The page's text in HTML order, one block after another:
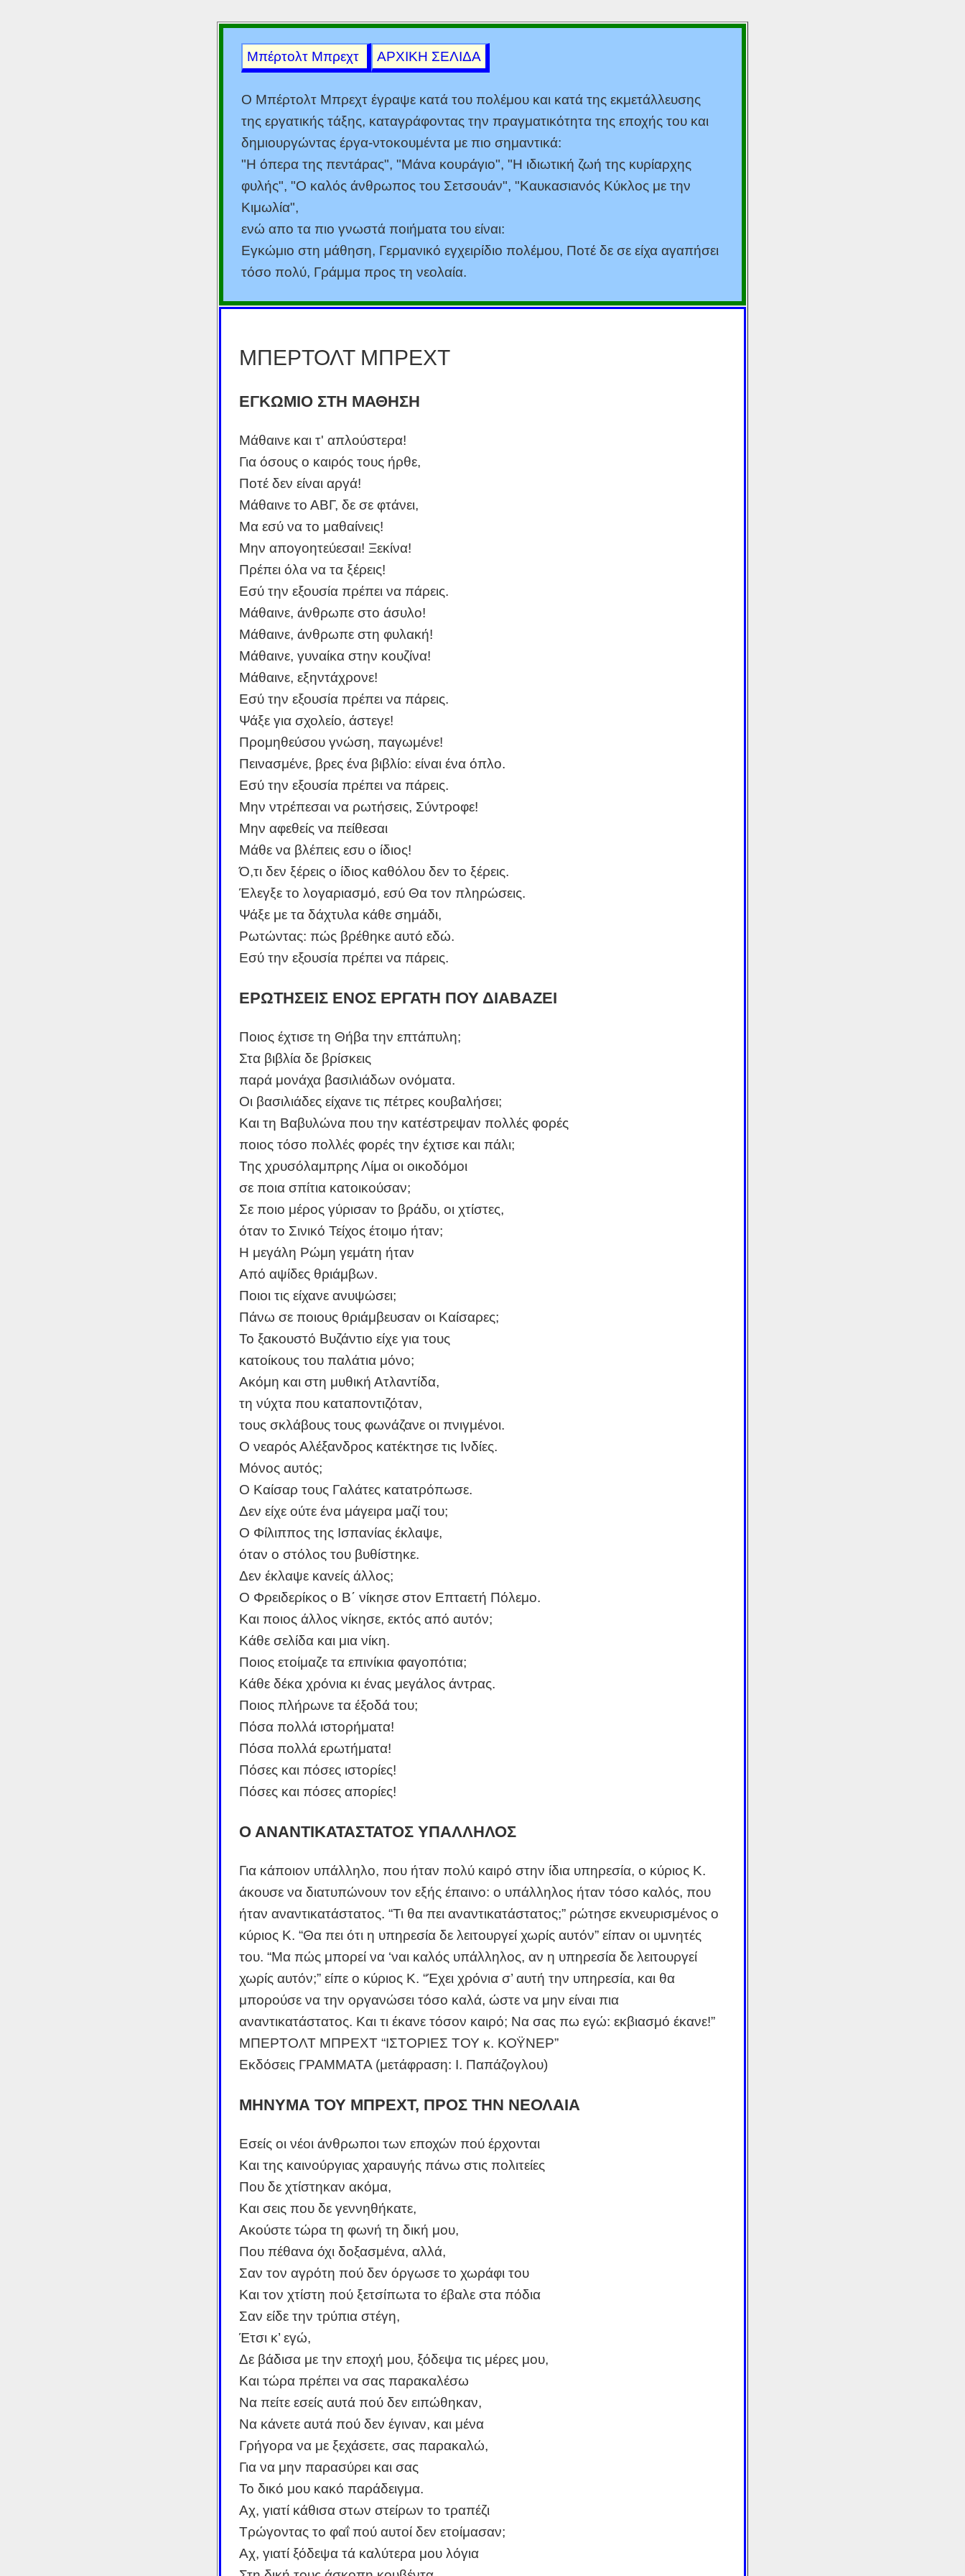
Μπέρτολτ Μπρεχτ ΑΡΧΙΚΗ ΣΕΛΙΔΑ
Ο Μπέρτολτ Μπρεχτ έγραψε κατά του πολέμου και κατά της εκμετάλλευσης
της εργατικής τάξης, καταγράφοντας την πραγματικότητα της εποχής του και
δημιουργώντας έργα-ντοκουμέντα με πιο σημαντικά:
"Η όπερα της πεντάρας", "Μάνα κουράγιο", "Η ιδιωτική ζωή της κυρίαρχης
φυλής", "Ο καλός άνθρωπος του Σετσουάν", "Καυκασιανός Κύκλος με την
Κιμωλία",
ενώ απο τα πιο γνωστά ποιήματα του είναι:
Εγκώμιο στη μάθηση, Γερμανικό εγχειρίδιο πολέμου, Ποτέ δε σε είχα αγαπήσει
τόσο πολύ, Γράμμα προς τη νεολαία.
ΜΠΕΡΤΟΛΤ ΜΠΡΕΧΤ
ΕΓΚΩΜΙΟ ΣΤΗ ΜΑΘΗΣΗ
Μάθαινε και τ' απλούστερα!
Για όσους ο καιρός τους ήρθε,
Ποτέ δεν είναι αργά!
Μάθαινε το ΑΒΓ, δε σε φτάνει,
Μα εσύ να το μαθαίνεις!
Μην απογοητεύεσαι! Ξεκίνα!
Πρέπει όλα να τα ξέρεις!
Εσύ την εξουσία πρέπει να πάρεις.
Μάθαινε, άνθρωπε στο άσυλο!
Μάθαινε, άνθρωπε στη φυλακή!
Μάθαινε, γυναίκα στην κουζίνα!
Μάθαινε, εξηντάχρονε!
Εσύ την εξουσία πρέπει να πάρεις.
Ψάξε για σχολείο, άστεγε!
Προμηθεύσου γνώση, παγωμένε!
Πεινασμένε, βρες ένα βιβλίο: είναι ένα όπλο.
Εσύ την εξουσία πρέπει να πάρεις.
Μην ντρέπεσαι να ρωτήσεις, Σύντροφε!
Μην αφεθείς να πείθεσαι
Μάθε να βλέπεις εσυ ο ίδιος!
Ό,τι δεν ξέρεις ο ίδιος καθόλου δεν το ξέρεις.
Έλεγξε το λογαριασμό, εσύ Θα τον πληρώσεις.
Ψάξε με τα δάχτυλα κάθε σημάδι,
Ρωτώντας: πώς βρέθηκε αυτό εδώ.
Εσύ την εξουσία πρέπει να πάρεις.
ΕΡΩΤΗΣΕΙΣ ΕΝΟΣ ΕΡΓΑΤΗ ΠΟΥ ΔΙΑΒΑΖΕΙ
Ποιος έχτισε τη Θήβα την επτάπυλη;
Στα βιβλία δε βρίσκεις
παρά μονάχα βασιλιάδων ονόματα.
Οι βασιλιάδες είχανε τις πέτρες κουβαλήσει;
Και τη Βαβυλώνα που την κατέστρεψαν πολλές φορές
ποιος τόσο πολλές φορές την έχτισε και πάλι;
Της χρυσόλαμπρης Λίμα οι οικοδόμοι
σε ποια σπίτια κατοικούσαν;
Σε ποιο μέρος γύρισαν το βράδυ, οι χτίστες,
όταν το Σινικό Τείχος έτοιμο ήταν;
Η μεγάλη Ρώμη γεμάτη ήταν
Από αψίδες θριάμβων.
Ποιοι τις είχανε ανυψώσει;
Πάνω σε ποιους θριάμβευσαν οι Καίσαρες;
Το ξακουστό Βυζάντιο είχε για τους
κατοίκους του παλάτια μόνο;
Ακόμη και στη μυθική Ατλαντίδα,
τη νύχτα που καταποντιζόταν,
τους σκλάβους τους φωνάζανε οι πνιγμένοι.
Ο νεαρός Αλέξανδρος κατέκτησε τις Ινδίες.
Μόνος αυτός;
Ο Καίσαρ τους Γαλάτες κατατρόπωσε.
Δεν είχε ούτε ένα μάγειρα μαζί του;
Ο Φίλιππος της Ισπανίας έκλαψε,
όταν ο στόλος του βυθίστηκε.
Δεν έκλαψε κανείς άλλος;
Ο Φρειδερίκος ο Β΄ νίκησε στον Επταετή Πόλεμο.
Και ποιος άλλος νίκησε, εκτός από αυτόν;
Κάθε σελίδα και μια νίκη.
Ποιος ετοίμαζε τα επινίκια φαγοπότια;
Κάθε δέκα χρόνια κι ένας μεγάλος άντρας.
Ποιος πλήρωνε τα έξοδά του;
Πόσα πολλά ιστορήματα!
Πόσα πολλά ερωτήματα!
Πόσες και πόσες ιστορίες!
Πόσες και πόσες απορίες!
Ο ΑΝΑΝΤΙΚΑΤΑΣΤΑΤΟΣ ΥΠΑΛΛΗΛΟΣ
Για κάποιον υπάλληλο, που ήταν πολύ καιρό στην ίδια υπηρεσία, ο κύριος Κ.
άκουσε να διατυπώνουν τον εξής έπαινο: ο υπάλληλος ήταν τόσο καλός, που
ήταν αναντικατάστατος. “Τι θα πει αναντικατάστατος;” ρώτησε εκνευρισμένος ο
κύριος Κ. “Θα πει ότι η υπηρεσία δε λειτουργεί χωρίς αυτόν” είπαν οι υμνητές
του. “Μα πώς μπορεί να ‘ναι καλός υπάλληλος, αν η υπηρεσία δε λειτουργεί
χωρίς αυτόν;” είπε ο κύριος Κ. “Έχει χρόνια σ’ αυτή την υπηρεσία, και θα
μπορούσε να την οργανώσει τόσο καλά, ώστε να μην είναι πια
αναντικατάστατος. Και τι έκανε τόσον καιρό; Να σας πω εγώ: εκβιασμό έκανε!”
ΜΠΕΡΤΟΛΤ ΜΠΡΕΧΤ “ΙΣΤΟΡΙΕΣ ΤΟΥ κ. ΚΟΫΝΕΡ”
Εκδόσεις ΓΡΑΜΜΑΤΑ (μετάφραση: Ι. Παπάζογλου)
MΗΝΥΜΑ ΤΟΥ ΜΠΡΕΧΤ, ΠΡΟΣ ΤΗΝ ΝΕΟΛΑΙΑ
Εσείς οι νέοι άνθρωποι των εποχών πού έρχονται
Και της καινούργιας χαραυγής πάνω στις πολιτείες
Που δε χτίστηκαν ακόμα,
Και σεις που δε γεννηθήκατε,
Ακούστε τώρα τη φωνή τη δική μου,
Που πέθανα όχι δοξασμένα, αλλά,
Σαν τον αγρότη πού δεν όργωσε το χωράφι του
Και τον χτίστη πού ξετσίπωτα το έβαλε στα πόδια
Σαν είδε την τρύπια στέγη,
Έτσι κ’ εγώ,
Δε βάδισα με την εποχή μου, ξόδεψα τις μέρες μου,
Και τώρα πρέπει να σας παρακαλέσω
Να πείτε εσείς αυτά πού δεν ειπώθηκαν,
Να κάνετε αυτά πού δεν έγιναν, και μένα
Γρήγορα να με ξεχάσετε, σας παρακαλώ,
Για να μην παρασύρει και σας
Το δικό μου κακό παράδειγμα.
Αχ, γιατί κάθισα στων στείρων το τραπέζι
Τρώγοντας το φαΐ πού αυτοί δεν ετοίμασαν;
Αχ, γιατί ξόδεψα τά καλύτερα μου λόγια